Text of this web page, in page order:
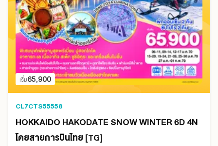
เริ่ม65,900
CL7CTS55558
HOKKAIDO HAKODATE SNOW WINTER 6D 4N
โดยสายการบินไทย [TG]